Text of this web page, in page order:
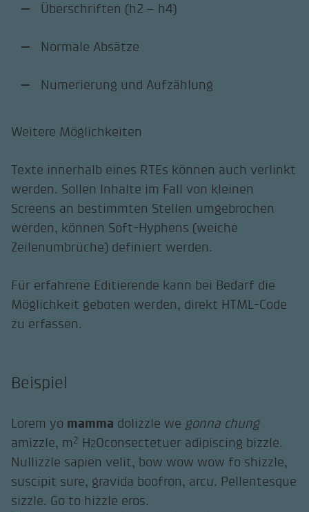
Überschriften (h2 – h4)
Normale Absätze
Numerierung und Aufzählung
Weitere Möglichkeiten
Texte innerhalb eines RTEs können auch verlinkt
werden. Sollen Inhalte im Fall von kleinen
Screens an bestimmten Stellen umgebrochen
werden, können Soft-Hyphens (weiche
Zeilenumbrüche) definiert werden.
Für erfahrene Editierende kann bei Bedarf die
Möglichkeit geboten werden, direkt HTML-Code
zu erfassen.
Beispiel
Lorem yo mamma dolizzle we gonna chung
amizzle, m2 H2Oconsectetuer adipiscing bizzle.
Nullizzle sapien velit, bow wow wow fo shizzle,
suscipit sure, gravida boofron, arcu. Pellentesque
sizzle. Go to hizzle eros.